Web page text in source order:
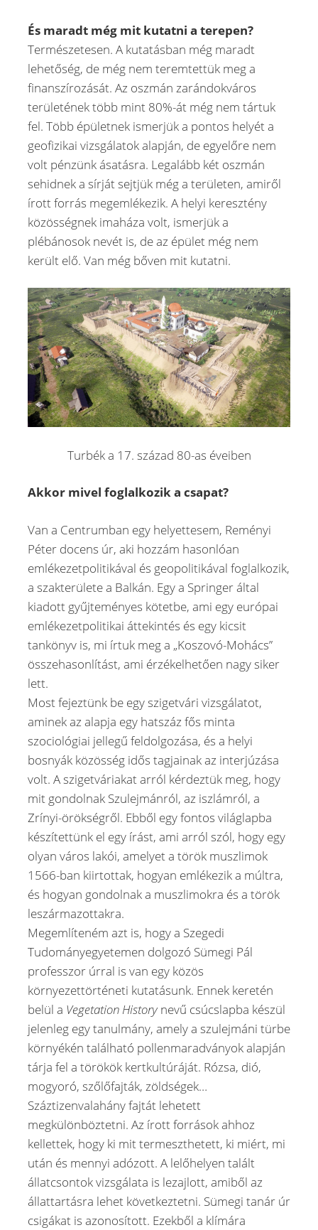
És maradt még mit kutatni a terepen?
Természetesen. A kutatásban még maradt
lehetőség, de még nem teremtettük meg a
finanszírozását. Az oszmán zarándokváros
területének több mint 80%-át még nem tártuk
fel. Több épületnek ismerjük a pontos helyét a
geofizikai vizsgálatok alapján, de egyelőre nem
volt pénzünk ásatásra. Legalább két oszmán
sehidnek a sírját sejtjük még a területen, amiről
írott forrás megemlékezik. A helyi keresztény
közösségnek imaháza volt, ismerjük a
plébánosok nevét is, de az épület még nem
került elő. Van még bőven mit kutatni.
Turbék a 17. század 80-as éveiben
Akkor mivel foglalkozik a csapat?
Van a Centrumban egy helyettesem, Reményi
Péter docens úr, aki hozzám hasonlóan
emlékezetpolitikával és geopolitikával foglalkozik,
a szakterülete a Balkán. Egy a Springer által
kiadott gyűjteményes kötetbe, ami egy európai
emlékezetpolitikai áttekintés és egy kicsit
tankönyv is, mi írtuk meg a „Koszovó-Mohács”
összehasonlítást, ami érzékelhetően nagy siker
lett.
Most fejeztünk be egy szigetvári vizsgálatot,
aminek az alapja egy hatszáz fős minta
szociológiai jellegű feldolgozása, és a helyi
bosnyák közösség idős tagjainak az interjúzása
volt. A szigetváriakat arról kérdeztük meg, hogy
mit gondolnak Szulejmánról, az iszlámról, a
Zrínyi-örökségről. Ebből egy fontos világlapba
készítettünk el egy írást, ami arról szól, hogy egy
olyan város lakói, amelyet a török muszlimok
1566-ban kiirtottak, hogyan emlékezik a múltra,
és hogyan gondolnak a muszlimokra és a török
leszármazottakra.
Megemlíteném azt is, hogy a Szegedi
Tudományegyetemen dolgozó Sümegi Pál
professzor úrral is van egy közös
környezettörténeti kutatásunk. Ennek keretén
belül a Vegetation Historynevű csúcslapba készül
jelenleg egy tanulmány, amely a szulejmáni türbe
környékén található pollenmaradványok alapján
tárja fel a törökök kertkultúráját. Rózsa, dió,
mogyoró, szőlőfajták, zöldségek…
Száztizenvalahány fajtát lehetett
megkülönböztetni. Az írott források ahhoz
kellettek, hogy ki mit termeszthetett, ki miért, mi
után és mennyi adózott. A lelőhelyen talált
állatcsontok vizsgálata is lezajlott, amiből az
állattartásra lehet következtetni. Sümegi tanár úr
csigákat is azonosított. Ezekből a klímára